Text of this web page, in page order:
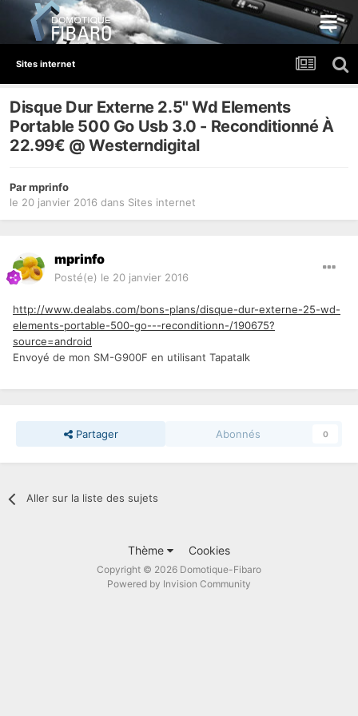
Sites internet
Disque Dur Externe 2.5" Wd Elements
Portable 500 Go Usb 3.0 - Reconditionné À
22.99€ @ Westerndigital
Parmprinfo
le 20 janvier 2016 dans Sites internet
mprinfo
Posté(e) le 20 janvier 2016
http://www.dealabs.com/bons-plans/disque-dur-externe-25-wd-
elements-portable-500-go---reconditionn-/190675?
source=android
Envoyé de mon SM-G900F en utilisant Tapatalk
Partager Abonnés 0
Aller sur la liste des sujets
Thème Cookies
Copyright © 2026 Domotique-Fibaro
Powered by Invision Community